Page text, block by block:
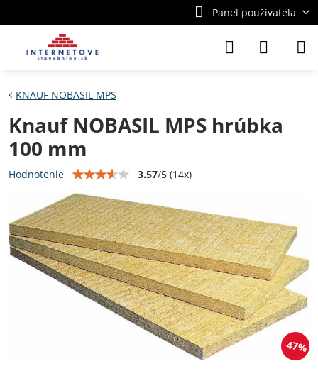
Panel používateľa
47%
KNAUF NOBASIL MPS
Knauf NOBASIL MPS hrúbka
100 mm
Hodnotenie 3.57/5 (14x)